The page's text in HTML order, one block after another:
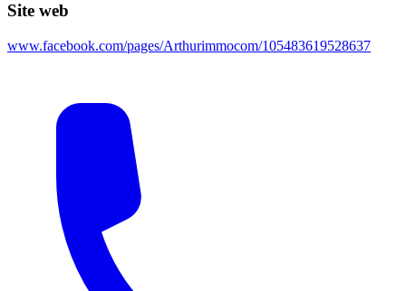
Site web
www.facebook.com/pages/Arthurimmocom/105483619528637